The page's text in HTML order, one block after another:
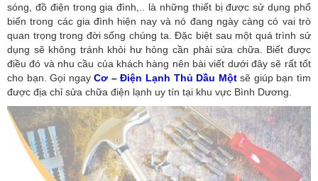
sóng, đồ điện trong gia đình,.. là những thiết bị được sử dụng phổ
biến trong các gia đình hiện nay và nó đang ngày càng có vai trò
quan trọng trong đời sống chúng ta. Đặc biệt sau một quá trình sử
dụng sẽ không tránh khỏi hư hỏng cần phải sửa chữa. Biết được
điều đó và nhu cầu của khách hàng nên bài viết dưới đây sẽ rất tốt
cho bạn. Gọi ngayCơ – Điện Lạnh Thủ Dầu Một sẽ giúp bạn tìm
được địa chỉ sửa chữa điện lạnh uy tín tại khu vực Bình Dương.